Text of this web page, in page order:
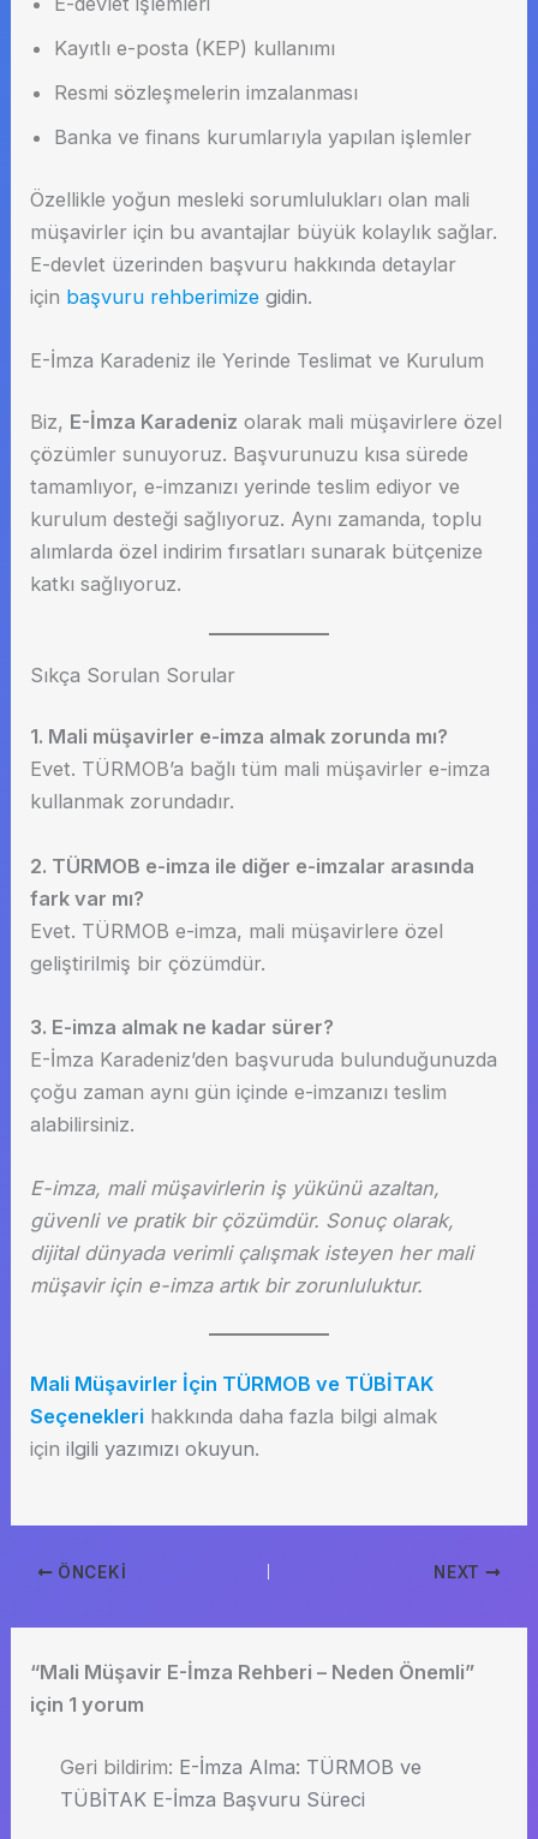
Kayıtlı e-posta (KEP) kullanımı
Resmi sözleşmelerin imzalanması
Banka ve finans kurumlarıyla yapılan işlemler
Özellikle yoğun mesleki sorumlulukları olan mali
müşavirler için bu avantajlar büyük kolaylık sağlar.
E-devlet üzerinden başvuru hakkında detaylar
için başvuru rehberimize gidin.
E-İmza Karadeniz ile Yerinde Teslimat ve Kurulum
Biz, E-İmza Karadeniz olarak mali müşavirlere özel
çözümler sunuyoruz. Başvurunuzu kısa sürede
tamamlıyor, e-imzanızı yerinde teslim ediyor ve
kurulum desteği sağlıyoruz. Aynı zamanda, toplu
alımlarda özel indirim fırsatları sunarak bütçenize
katkı sağlıyoruz.
Sıkça Sorulan Sorular
1. Mali müşavirler e-imza almak zorunda mı?
Evet. TÜRMOB’a bağlı tüm mali müşavirler e-imza
kullanmak zorundadır.
2. TÜRMOB e-imza ile diğer e-imzalar arasında
fark var mı?
Evet. TÜRMOB e-imza, mali müşavirlere özel
geliştirilmiş bir çözümdür.
3. E-imza almak ne kadar sürer?
E-İmza Karadeniz’den başvuruda bulunduğunuzda
çoğu zaman aynı gün içinde e-imzanızı teslim
alabilirsiniz.
E-imza, mali müşavirlerin iş yükünü azaltan,
güvenli ve pratik bir çözümdür. Sonuç olarak,
dijital dünyada verimli çalışmak isteyen her mali
müşavir için e-imza artık bir zorunluluktur.
Mali Müşavirler İçin TÜRMOB ve TÜBİTAK
Seçenekleri hakkında daha fazla bilgi almak
içinilgili yazımızı okuyun.
ÖNCEKI NEXT
“Mali Müşavir E-İmza Rehberi – Neden Önemli”
için 1 yorum
Geri bildirim: E-İmza Alma: TÜRMOB ve
TÜBİTAK E-İmza Başvuru Süreci